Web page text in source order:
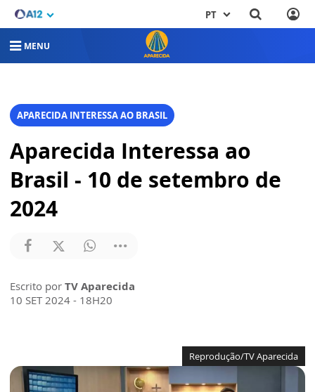
PT
MENU
APARECIDA INTERESSA AO BRASIL
Aparecida Interessa ao
Brasil - 10 de setembro de
2024
Escrito por TV Aparecida
10 SET 2024 - 18H20
Reprodução/TV Aparecida